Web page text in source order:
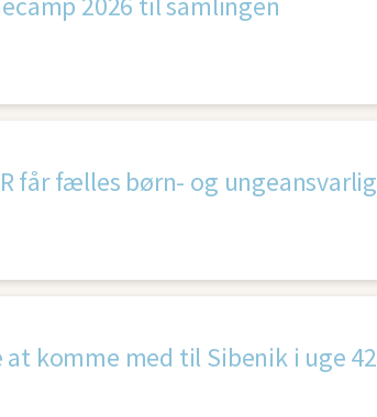
får fælles børn- og ungeansvarlig
komme med til Sibenik i uge 42